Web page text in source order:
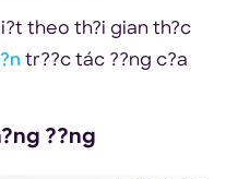
theo th?i gian th?c
tr??c tác ??ng c?a
??ng